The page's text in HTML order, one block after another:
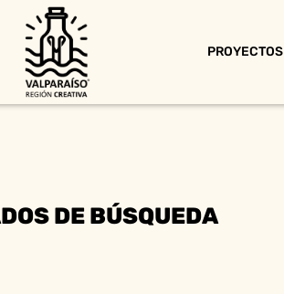
PROYECTOS
DE BÚSQUEDA